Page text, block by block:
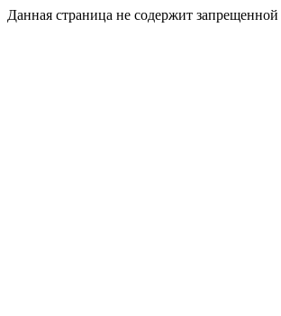
Данная страница не содержит